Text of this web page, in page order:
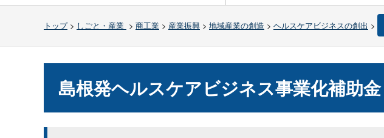
トップ> しごと・産業 > 商工業 > 産業振興 > 地域産業の創造 > ヘルスケアビジネスの創出 >
島根発ヘルスケアビジネス事業化補助金